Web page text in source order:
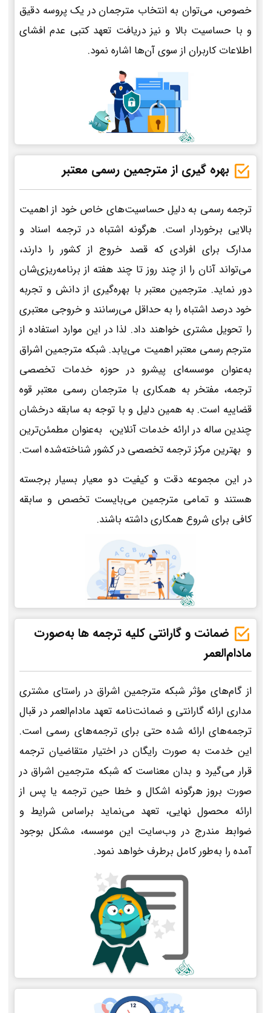
خصوص، می‌توان به انتخاب مترجمان در یک پروسه دقیق
و با حساسیت بالا و نیز دریافت تعهد کتبی عدم افشای
اطلاعات کاربران از سوی آن‌ها اشاره نمود.
بهره گیری از مترجمین رسمی معتبر
ترجمه رسمی به دلیل حساسیت‌های خاص خود از اهمیت
بالایی برخوردار است. هرگونه اشتباه در ترجمه اسناد و
مدارک برای افرادی که قصد خروج از کشور را دارند،
می‌تواند آنان را از چند روز تا چند هفته از برنامه‌ریزی‌شان
دور نماید. مترجمین معتبر با بهره‌گیری از دانش و تجربه
خود درصد اشتباه را به حداقل می‌رسانند و خروجی معتبری
را تحویل مشتری خواهند داد. لذا در این موارد استفاده از
مترجم رسمی معتبر اهمیت می‌یابد. شبکه مترجمین اشراق
به‌عنوان موسسه‌ای پیشرو در حوزه خدمات تخصصی
ترجمه، مفتخر به همکاری با مترجمان رسمی معتبر قوه
قضاییه است. به همین دلیل و با توجه به سابقه درخشان
چندین ساله در ارائه خدمات آنلاین، به‌عنوان مطمئن‌ترین
و بهترین مرکز ترجمه تخصصی در کشور شناخته‌شده است.
در این مجموعه دقت و کیفیت دو معیار بسیار برجسته
هستند و تمامی مترجمین می‌بایست تخصص و سابقه
کافی برای شروع همکاری داشته باشند.
ضمانت و گارانتی کلیه ترجمه ها به‌صورت
مادام‌العمر
از گام‌های مؤثر شبکه مترجمین اشراق در راستای مشتری
مداری ارائه گارانتی و ضمانت‌نامه تعهد مادام‌العمر در قبال
ترجمه‌های ارائه شده حتی برای ترجمه‌های رسمی است.
این خدمت به صورت رایگان در اختیار متقاضیان ترجمه
قرار می‌گیرد و بدان معناست که شبکه مترجمین اشراق در
صورت بروز هرگونه اشکال و خطا حین ترجمه یا پس از
ارائه محصول نهایی، تعهد می‌نماید براساس شرایط و
ضوابط مندرج در وب‌سایت این موسسه، مشکل بوجود
آمده را به‌طور کامل برطرف خواهد نمود.